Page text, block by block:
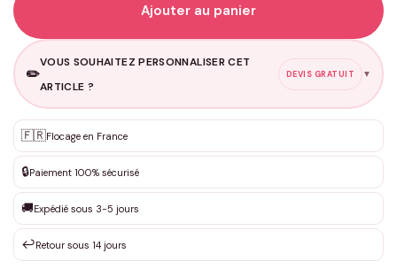
Ajouter au panier
✏️
VOUS SOUHAITEZ PERSONNALISER CET
ARTICLE ?
DEVIS GRATUIT ▼
✨ Personnalisation sur mesure
🇫🇷Flocage en France
🔒Paiement 100% sécurisé
🚚Expédié sous 3-5 jours
↩️Retour sous 14 jours